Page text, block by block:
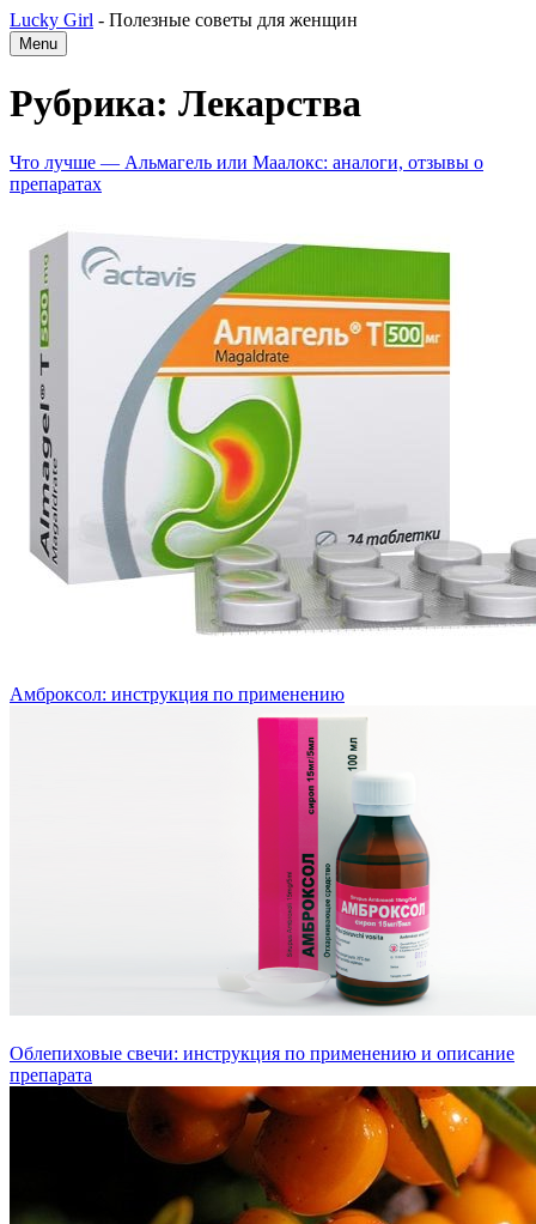
Lucky Girl - Полезные советы для женщин
Menu
Рубрика: Лекарства
Что лучше — Альмагель или Маалокс: аналоги, отзывы о
препаратах
Амброксол: инструкция по применению
Облепиховые свечи: инструкция по применению и описание
препарата